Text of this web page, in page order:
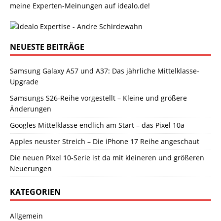
meine Experten-Meinungen auf idealo.de!
NEUESTE BEITRÄGE
Samsung Galaxy A57 und A37: Das jährliche Mittelklasse-
Upgrade
Samsungs S26-Reihe vorgestellt – Kleine und größere
Änderungen
Googles Mittelklasse endlich am Start – das Pixel 10a
Apples neuster Streich – Die iPhone 17 Reihe angeschaut
Die neuen Pixel 10-Serie ist da mit kleineren und größeren
Neuerungen
KATEGORIEN
Allgemein